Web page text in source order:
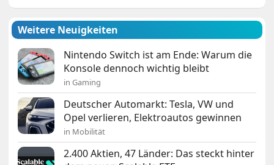
Weitere Neuigkeiten
Nintendo Switch ist am Ende: Warum die
Konsole dennoch wichtig bleibt
in Gaming
Deutscher Automarkt: Tesla, VW und
Opel verlieren, Elektroautos gewinnen
in Mobilität
2.400 Aktien, 47 Länder: Das steckt hinter